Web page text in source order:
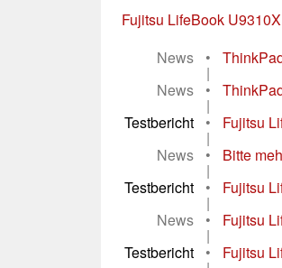
Fujitsu LifeBook
News
•
|
News
•
|
Testbericht
• Fujitsu
|
News
• Bitte
|
Testbericht
• Fujitsu
|
News
• Fujitsu
|
Testbericht
• Fujitsu